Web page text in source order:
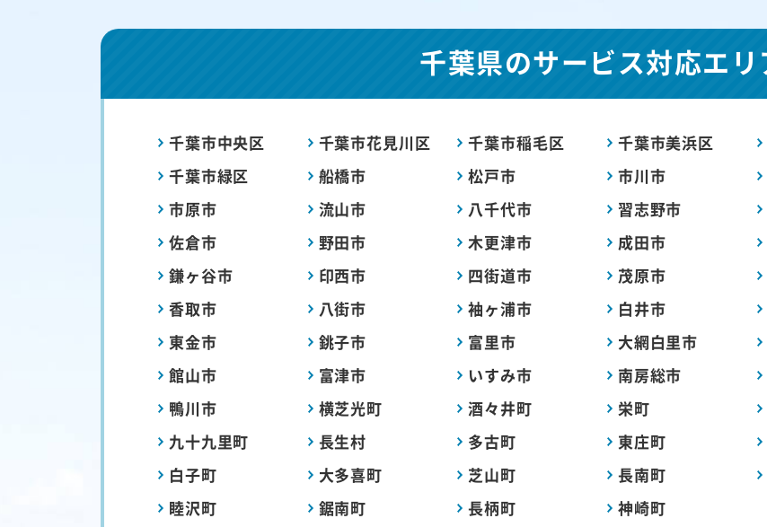
千葉県のサービス対応エリ
千葉市中央区 千葉市花見川区 千葉市稲毛区 千葉市美浜区
千葉市緑区
船橋市 松戸市 市川市
市原市
流山市 八千代市 習志野市
佐倉市
野田市 木更津市 成田市
鎌ヶ谷市
印西市 四街道市 茂原市
香取市
八街市 袖ヶ浦市 白井市
東金市
銚子市 富里市 大網白里市
館山市
富津市 いすみ市 南房総市
鴨川市
横芝光町 酒々井町 栄町
九十九里町
長生村 多古町 東庄町
白子町
大多喜町 芝山町 長南町
睦沢町
鋸南町 長柄町 神崎町